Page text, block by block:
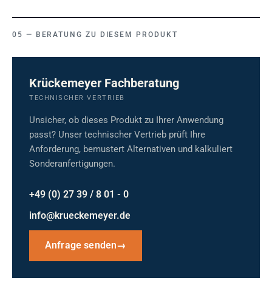
BERATUNG ZU DIESEM PRODUKT
Krückemeyer Fachberatung
TECHNISCHER VERTRIEB
Unsicher, ob dieses Produkt zu Ihrer Anwendung
passt? Unser technischer Vertrieb prüft Ihre
Anforderung, bemustert Alternativen und kalkuliert
Sonderanfertigungen.
+49 (0) 27 39 / 8 01 - 0
info@krueckemeyer.de
Anfrage senden→